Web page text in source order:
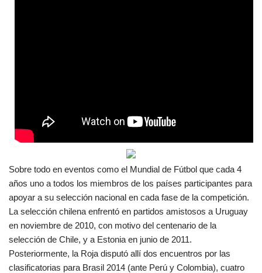
Sobre todo en eventos como el Mundial de Fútbol que cada 4
años uno a todos los miembros de los países participantes para
apoyar a su selección nacional en cada fase de la competición.
La selección chilena enfrentó en partidos amistosos a Uruguay
en noviembre de 2010, con motivo del centenario de la
selección de Chile, y a Estonia en junio de 2011.
Posteriormente, la Roja disputó allí dos encuentros por las
clasificatorias para Brasil 2014 (ante Perú y Colombia), cuatro